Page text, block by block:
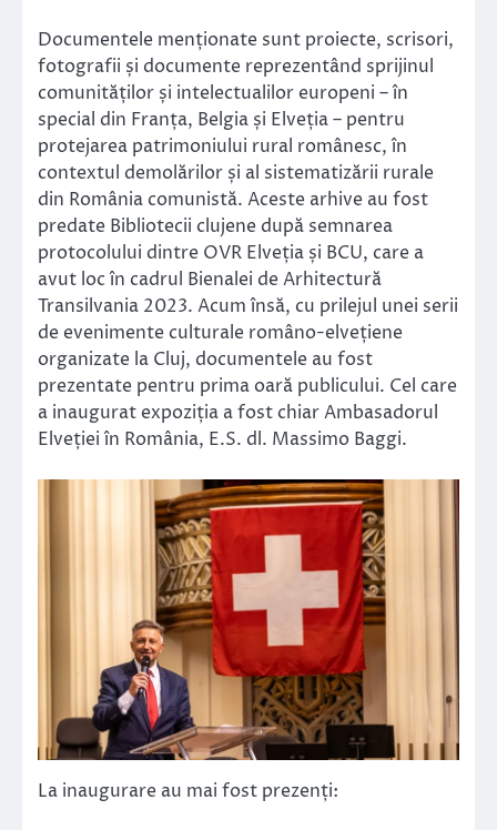
Documentele menționate sunt proiecte, scrisori,
fotografii și documente reprezentând sprijinul
comunităților și intelectualilor europeni – în
special din Franța, Belgia și Elveția – pentru
protejarea patrimoniului rural românesc, în
contextul demolărilor și al sistematizării rurale
din România comunistă. Aceste arhive au fost
predate Bibliotecii clujene după semnarea
protocolului dintre OVR Elveția și BCU, care a
avut loc în cadrul Bienalei de Arhitectură
Transilvania 2023. Acum însă, cu prilejul unei serii
de evenimente culturale româno-elvețiene
organizate la Cluj, documentele au fost
prezentate pentru prima oară publicului. Cel care
a inaugurat expoziția a fost chiar Ambasadorul
Elveției în România, E.S. dl. Massimo Baggi.
La inaugurare au mai fost prezenți: